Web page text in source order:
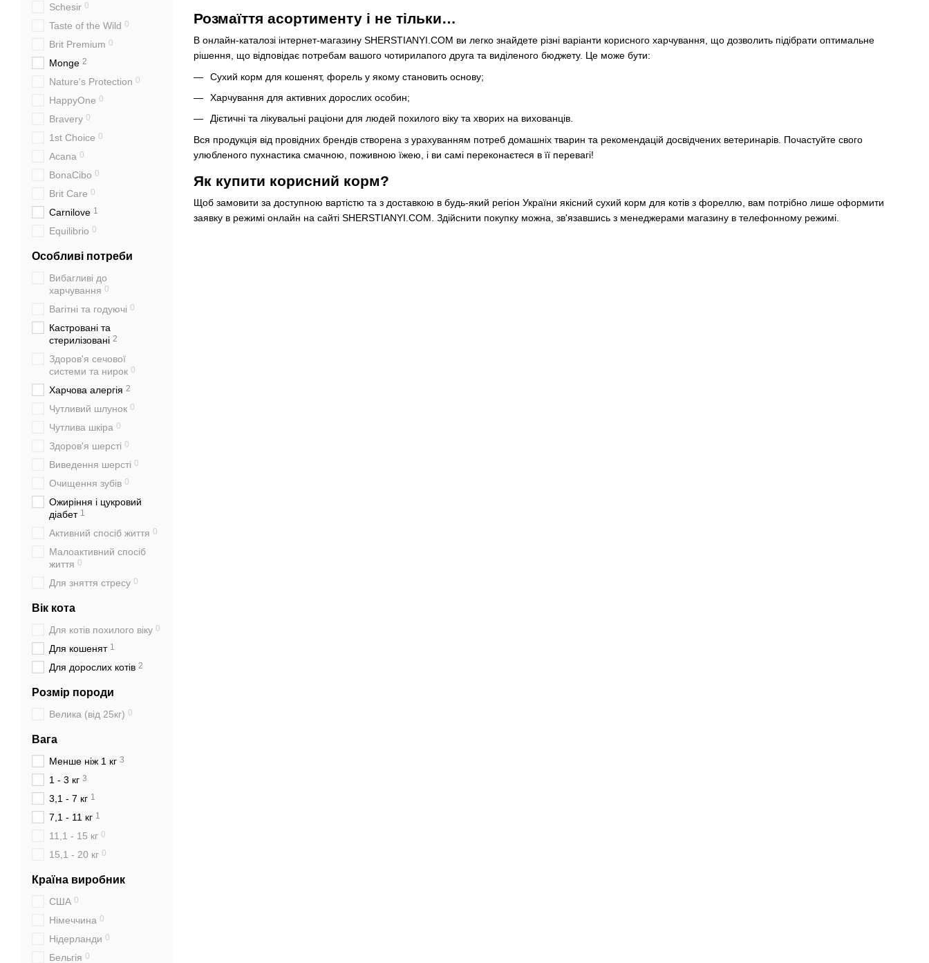
Розмаїття асортименту і не тільки…
В онлайн-каталозі інтернет-магазину SHERSTIANYI.COM ви легко знайдете різні варіанти корисного харчування, що дозволить підібрати оптимальне
рішення, що відповідає потребам вашого чотирилапого друга та виділеного бюджету. Це може бути:
Сухий корм для кошенят, форель у якому становить основу;
Харчування для активних дорослих особин;
Дієтичні та лікувальні раціони для людей похилого віку та хворих на вихованців.
Вся продукція від провідних брендів створена з урахуванням потреб домашніх тварин та рекомендацій досвідчених ветеринарів. Почастуйте свого
улюбленого пухнастика смачною, поживною їжею, і ви самі переконаєтеся в її перевагі!
Як купити корисний корм?
Щоб замовити за доступною вартістю та з доставкою в будь-який регіон України якісний сухий корм для котів з фореллю, вам потрібно лише оформити
заявку в режимі онлайн на сайті SHERSTIANYI.COM. Здійснити покупку можна, зв'язавшись з менеджерами магазину в телефонному режимі.
Schesir 0
Taste of the Wild 0
Brit Premium 0
Monge 2
Nature's Protection 0
HappyOne 0
Bravery 0
1st Choice 0
Acana 0
BonaCibo 0
Brit Care 0
Carnilove 1
Equilibrio 0
Особливі потреби
Вибагливі до
харчування 0
Вагітні та годуючі 0
Кастровані та
стерилізовані 2
Здоров'я сечової
системи та нирок 0
Харчова алергія 2
Чутливий шлунок 0
Чутлива шкіра 0
Здоров'я шерсті 0
Виведення шерсті 0
Очищення зубів 0
Ожиріння і цукровий
діабет 1
Активний спосіб життя 0
Малоактивний спосіб
життя 0
Для зняття стресу 0
Вік кота
Для котів похилого віку 0
Для кошенят 1
Для дорослих котів 2
Розмір породи
Велика (від 25кг) 0
Вага
менше ніж 1 кг 3
1 - 3 кг 3
3,1 - 7 кг 1
7,1 - 11 кг 1
11,1 - 15 кг 0
15,1 - 20 кг 0
Країна виробник
США 0
Німеччина 0
Нідерланди 0
Бельгія 0